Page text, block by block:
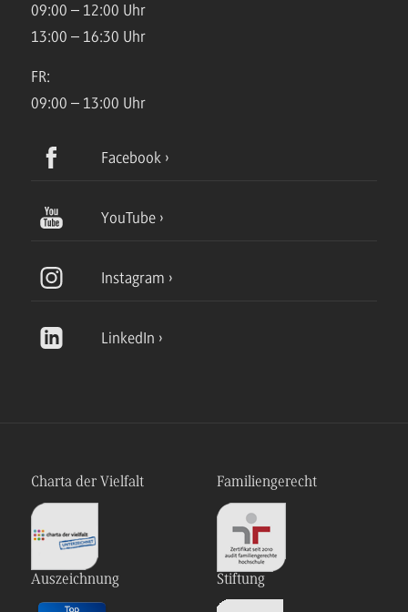
09:00 – 12:00 Uhr
13:00 – 16:30 Uhr
FR:
09:00 – 13:00 Uhr
Facebook
YouTube
Instagram
LinkedIn
Charta der Vielfalt Familiengerecht
Auszeichnung Stiftung